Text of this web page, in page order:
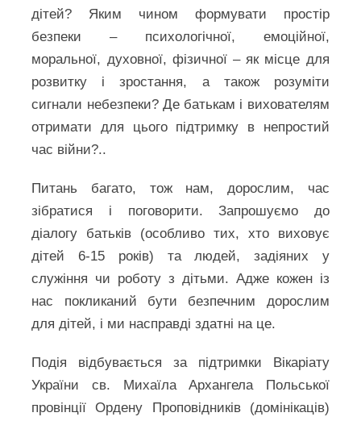
дітей? Яким чином формувати простір
безпеки – психологічної, емоційної,
моральної, духовної, фізичної – як місце для
розвитку і зростання, а також розуміти
сигнали небезпеки? Де батькам і вихователям
отримати для цього підтримку в непростий
час війни?..
Питань багато, тож нам, дорослим, час
зібратися і поговорити. Запрошуємо до
діалогу батьків (особливо тих, хто виховує
дітей 6-15 років) та людей, задіяних у
служіння чи роботу з дітьми. Адже кожен із
нас покликаний бути безпечним дорослим
для дітей, і ми насправді здатні на це.
Подія відбувається за підтримки Вікаріату
України св. Михаїла Архангела Польської
провінції Ордену Проповідників (домінікаців)